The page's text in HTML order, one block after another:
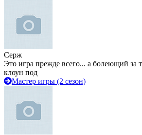
Серж
Это игра прежде всего... а болеющий за
клоун под
Мастер игры (2 сезон)